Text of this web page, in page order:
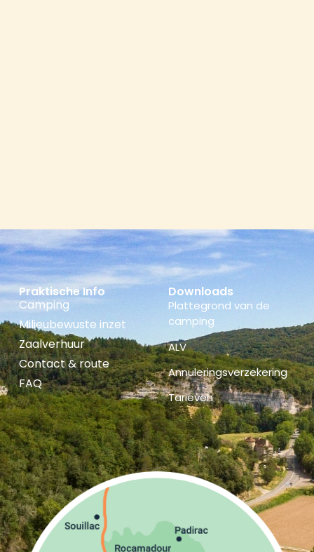
Praktische Info
Camping
Milieubewuste inzet
Zaalverhuur
Contact & route
FAQ
Downloads
Plattegrond van de
camping
ALV
Annuleringsverzekering
Tarieven